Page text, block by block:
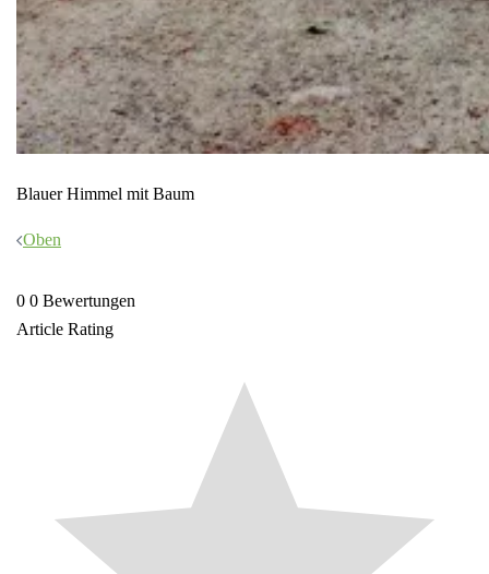
Blauer Himmel mit Baum
Beitragsnavigation
Oben
0 0 Bewertungen
Article Rating